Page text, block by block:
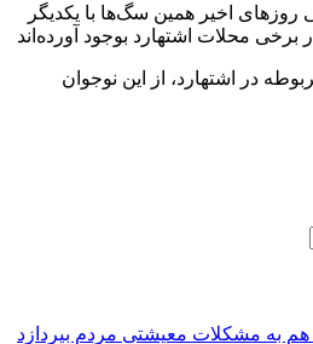
روزهای اخیر همین سگ‌ها با یکدیگر
محلات اشتهارد بوجود آورده‌اند
در اشتهارد، از این نوجوان